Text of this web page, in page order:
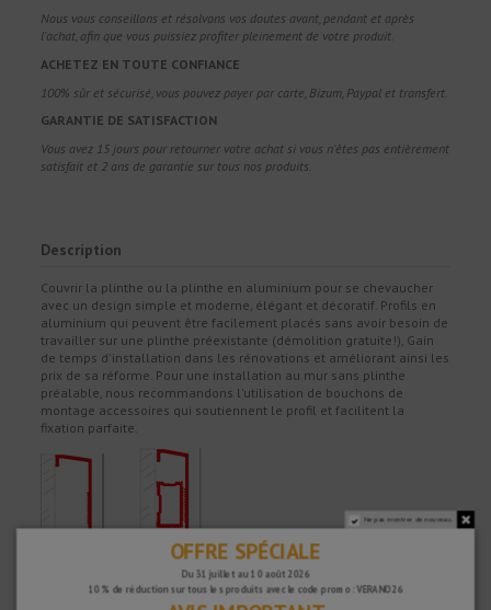
Nous vous conseillons et résolvons vos doutes avant, pendant et après
l'achat, afin que vous puissiez profiter pleinement de votre produit.
ACHETEZ EN TOUTE CONFIANCE
100% sûr et sécurisé, vous pouvez payer par carte, Bizum, Paypal et transfert.
GARANTIE DE SATISFACTION
Vous avez 15 jours pour retourner votre achat si vous n'êtes pas entièrement
satisfait et 2 ans de garantie sur tous nos produits.
Description
Couvrir la plinthe ou la plinthe en aluminium pour se chevaucher
avec un design simple et moderne, élégant et décoratif. Profils en
aluminium qui peuvent être facilement placés sans avoir besoin de
travailler sur une plinthe préexistante (démolition gratuite!), Gain
de temps d'installation dans les rénovations et améliorant ainsi les
prix de sa réforme. Pour une installation au mur sans plinthe
préalable, nous recommandons l'utilisation de bouchons de
montage accessoires qui soutiennent le profil et facilitent la
fixation parfaite.
Ne pas montrer de nouveau.
OFFRE SPÉCIALE
Du 31 juillet au 10 août 2026
10 % de réduction sur tous les produits avec le code promo : VERANO26